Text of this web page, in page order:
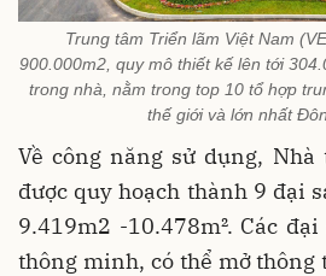
Trung tâm Triển lãm Việt Nam
900.000m2, quy mô thiết kế lên tới
trong nhà, nằm trong top 10 tổ hợp
thế giới và lớn nhất
Về công năng sử dụng,
được quy hoạch thành 9 đại
9.419m2 -10.478m². Các
thông minh, có thể mở thông